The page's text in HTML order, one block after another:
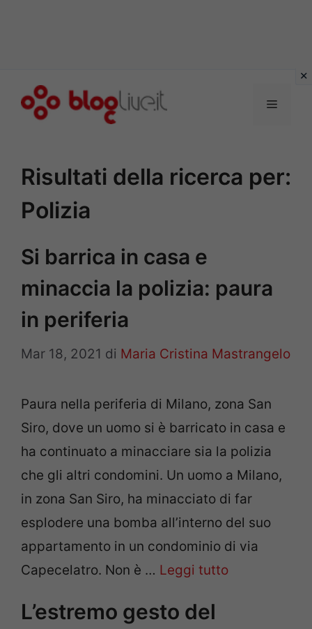
Menu
Risultati della ricerca per:
Polizia
Si barrica in casa e
minaccia la polizia: paura
in periferia
Mar 18, 2021 di Maria Cristina Mastrangelo
Paura nella periferia di Milano, zona San
Siro, dove un uomo si è barricato in casa e
ha continuato a minacciare sia la polizia
che gli altri condomini. Un uomo a Milano,
in zona San Siro, ha minacciato di far
esplodere una bomba all’interno del suo
appartamento in un condominio di via
Capecelatro. Non è … Leggi tutto
L’estremo gesto del